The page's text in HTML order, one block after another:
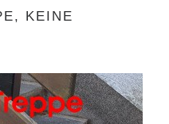
KEINE